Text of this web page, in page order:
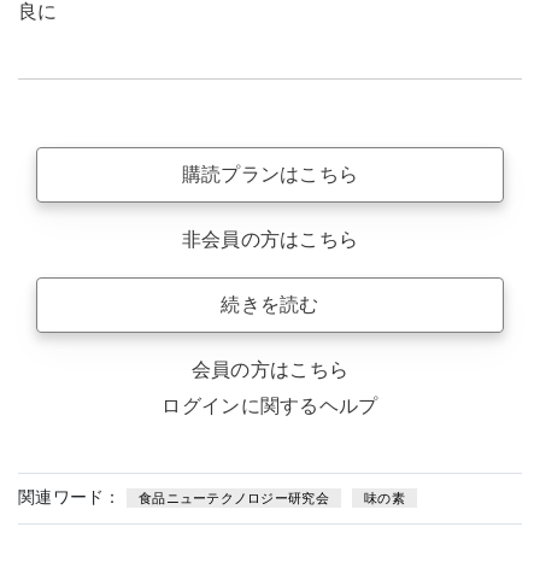
良に
購読プランはこちら
非会員の方はこちら
続きを読む
会員の方はこちら
ログインに関するヘルプ
関連ワード： 食品ニューテクノロジー研究会 味の素